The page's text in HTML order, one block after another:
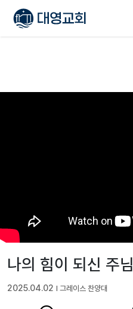
나의 힘이 되신 주님
2025.04.02 l 그레이스 찬양대